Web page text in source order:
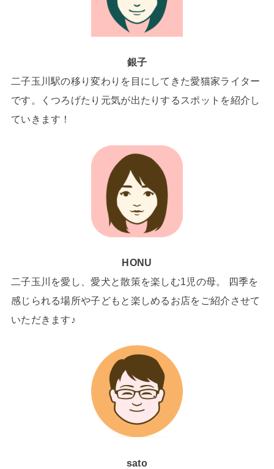
銀子
二子玉川駅の移り変わりを目にしてきた愛猫家ライター
です。くつろげたり元気が出たりするスポットを紹介し
ていきます！
HONU
二子玉川を愛し、愛犬と散策を楽しむ1児の母。 四季を
感じられる場所や子どもと楽しめるお店をご紹介させて
いただきます♪
sato